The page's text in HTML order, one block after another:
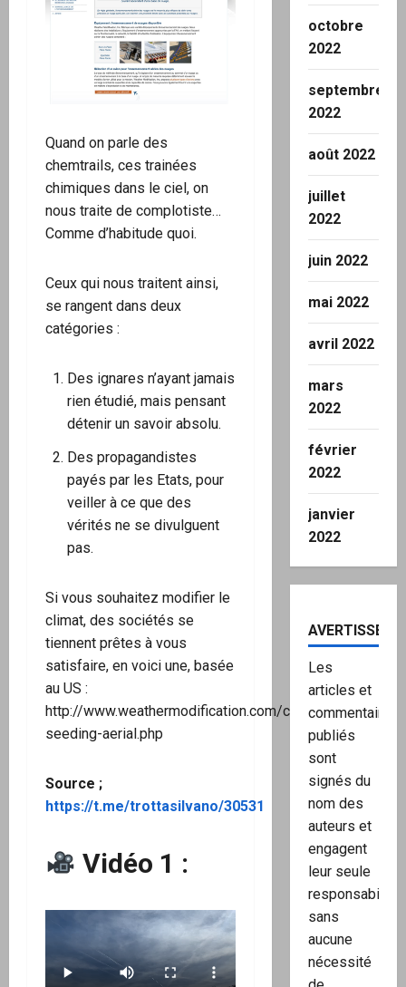
Quand on parle des
chemtrails, ces trainées
chimiques dans le ciel, on
nous traite de complotiste…
Comme d’habitude quoi.
Ceux qui nous traitent ainsi,
se rangent dans deux
catégories :
Des ignares n’ayant jamais
rien étudié, mais pensant
détenir un savoir absolu.
Des propagandistes
payés par les Etats, pour
veiller à ce que des
vérités ne se divulguent
pas.
Si vous souhaitez modifier le
climat, des sociétés se
tiennent prêtes à vous
satisfaire, en voici une, basée
au US :
http://www.weathermodification.com/cloud-
seeding-aerial.php
Source ;
https://t.me/trottasilvano/30531
Vidéo 1 :
octobre
2022
septembre
2022
août 2022
juillet
2022
juin 2022
mai 2022
avril 2022
mars
2022
février
2022
janvier
2022
Les
articles et
commentaires
publiés
sont
signés du
nom des
auteurs et
engagent
leur seule
responsabilité,
sans
aucune
nécessité